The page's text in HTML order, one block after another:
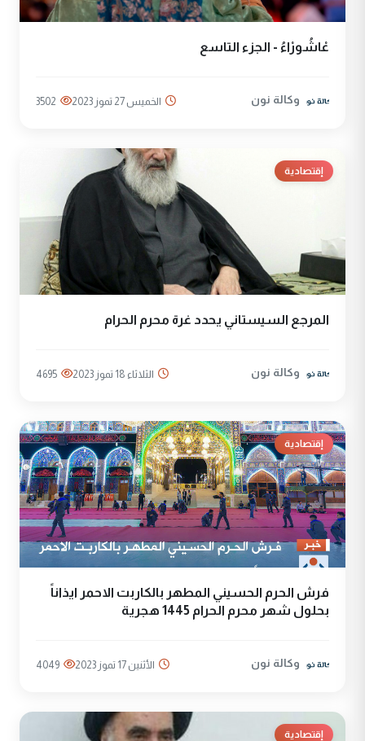
عْاشُورْاءُ - الجزء التاسع
وكالة نون الخميس 27 تموز 2023 3502
إقتصادية
المرجع السيستاني يحدد غرة محرم الحرام
وكالة نون الثلاثاء 18 تموز 2023 4695
إقتصادية
فرش الحرم الحسيني المطهر بالكاربت الاحمر ايذاناً
بحلول شهر محرم الحرام 1445 هجرية
وكالة نون الأثنين 17 تموز 2023 4049
إقتصادية